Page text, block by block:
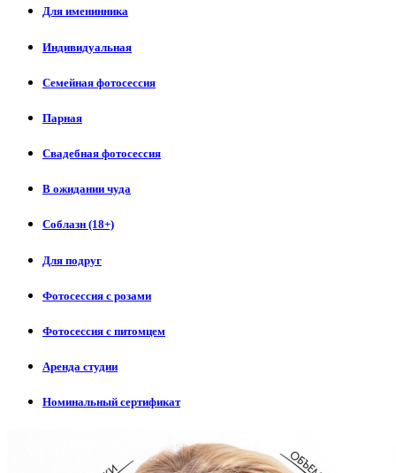
Для именинника
Индивидуальная
Семейная фотосессия
Парная
Свадебная фотосессия
В ожидании чуда
Соблазн (18+)
Для подруг
Фотосессия с розами
Фотосессия с питомцем
Аренда студии
Номинальный сертификат